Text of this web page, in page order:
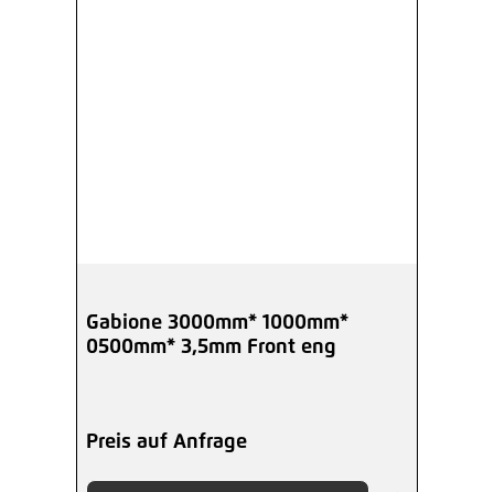
Gabione 3000mm* 1000mm*
0500mm* 3,5mm Front eng
Preis auf Anfrage